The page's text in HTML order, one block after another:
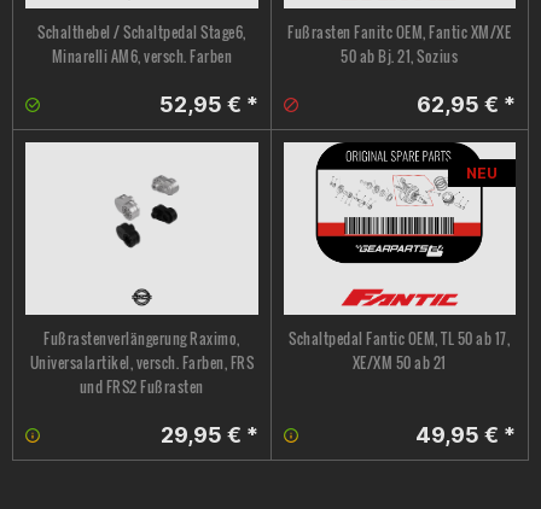
Schalthebel / Schaltpedal Stage6,
Minarelli AM6, versch. Farben
52,95 € *
Fußrasten Fanitc OEM, Fantic XM/XE
50 ab Bj. 21, Sozius
62,95 € *
Fußrastenverlängerung Raximo,
Universalartikel, versch. Farben, FRS
und FRS2 Fußrasten
29,95 € *
NEU
Schaltpedal Fantic OEM, TL 50 ab 17,
XE/XM 50 ab 21
49,95 € *